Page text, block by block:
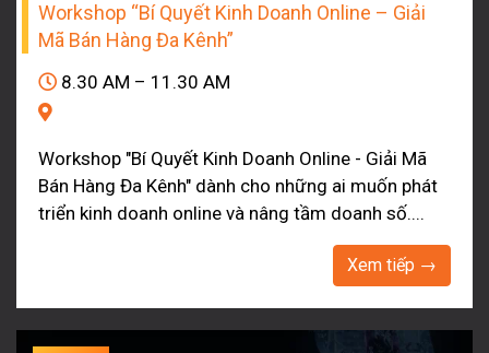
Workshop “Bí Quyết Kinh Doanh Online – Giải
Mã Bán Hàng Đa Kênh”
8.30 AM – 11.30 AM
Workshop "Bí Quyết Kinh Doanh Online - Giải Mã
Bán Hàng Đa Kênh" dành cho những ai muốn phát
triển kinh doanh online và nâng tầm doanh số....
Xem tiếp →